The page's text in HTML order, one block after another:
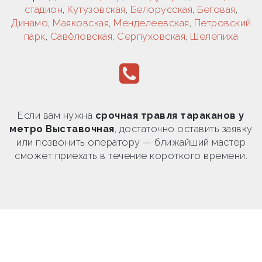
стадион, Кутузовская, Белорусская, Беговая,
Динамо, Маяковская, Менделеевская, Петровский
парк, Савёловская, Серпуховская, Шелепиха
Если вам нужна срочная травля тараканов у
метро Выставочная, достаточно оставить заявку
или позвонить оператору — ближайший мастер
сможет приехать в течение короткого времени.